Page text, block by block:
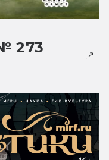
273